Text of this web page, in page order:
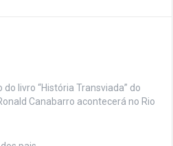
do livro “História Transviada” do
Canabarro acontecerá no Rio